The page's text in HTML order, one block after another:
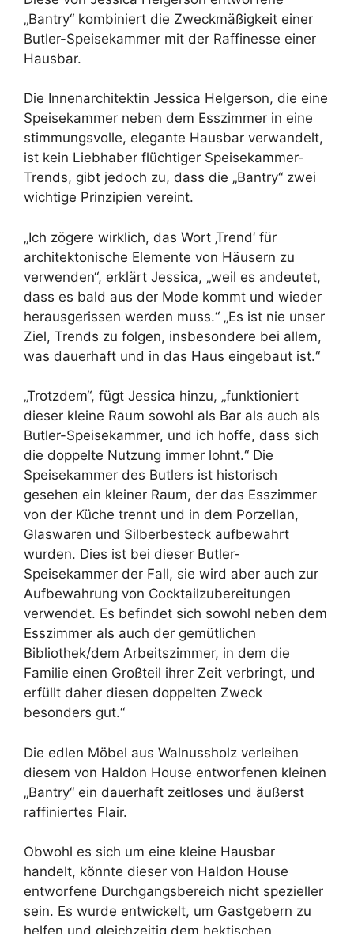
„Bantry“ kombiniert die Zweckmäßigkeit einer
Butler-Speisekammer mit der Raffinesse einer
Hausbar.
Die Innenarchitektin Jessica Helgerson, die eine
Speisekammer neben dem Esszimmer in eine
stimmungsvolle, elegante Hausbar verwandelt,
ist kein Liebhaber flüchtiger Speisekammer-
Trends, gibt jedoch zu, dass die „Bantry“ zwei
wichtige Prinzipien vereint.
„Ich zögere wirklich, das Wort ‚Trend‘ für
architektonische Elemente von Häusern zu
verwenden“, erklärt Jessica, „weil es andeutet,
dass es bald aus der Mode kommt und wieder
herausgerissen werden muss.“ „Es ist nie unser
Ziel, Trends zu folgen, insbesondere bei allem,
was dauerhaft und in das Haus eingebaut ist.“
„Trotzdem“, fügt Jessica hinzu, „funktioniert
dieser kleine Raum sowohl als Bar als auch als
Butler-Speisekammer, und ich hoffe, dass sich
die doppelte Nutzung immer lohnt.“ Die
Speisekammer des Butlers ist historisch
gesehen ein kleiner Raum, der das Esszimmer
von der Küche trennt und in dem Porzellan,
Glaswaren und Silberbesteck aufbewahrt
wurden. Dies ist bei dieser Butler-
Speisekammer der Fall, sie wird aber auch zur
Aufbewahrung von Cocktailzubereitungen
verwendet. Es befindet sich sowohl neben dem
Esszimmer als auch der gemütlichen
Bibliothek/dem Arbeitszimmer, in dem die
Familie einen Großteil ihrer Zeit verbringt, und
erfüllt daher diesen doppelten Zweck
besonders gut.“
Die edlen Möbel aus Walnussholz verleihen
diesem von Haldon House entworfenen kleinen
„Bantry“ ein dauerhaft zeitloses und äußerst
raffiniertes Flair.
Obwohl es sich um eine kleine Hausbar
handelt, könnte dieser von Haldon House
entworfene Durchgangsbereich nicht spezieller
sein. Es wurde entwickelt, um Gastgebern zu